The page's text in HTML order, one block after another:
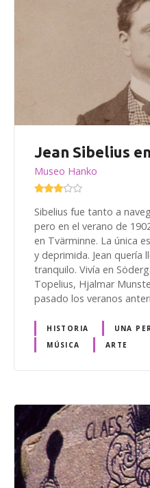
Jean Sibelius
Museo Hanko
Sibelius fue tanto a
pero en el verano de
en Tvärminne. La única
y deprimida. Jean quería
tranquilo. Vivía en
Topelius, Hjalmar
pasado los veranos
HISTORIA
UNA
MÚSICA
ARTE